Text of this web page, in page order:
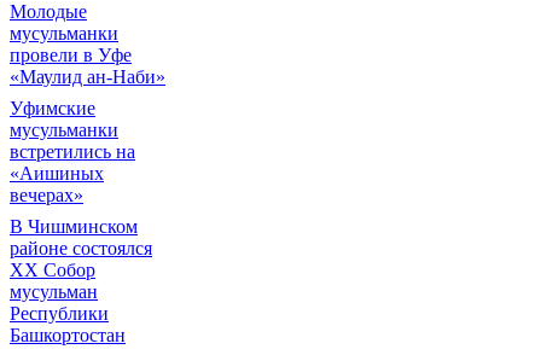
Молодые
мусульманки
провели в Уфе
«Маулид ан-Наби»
Уфимские
мусульманки
встретились на
«Аишиных
вечерах»
В Чишминском
районе состоялся
XX Собор
мусульман
Республики
Башкортостан